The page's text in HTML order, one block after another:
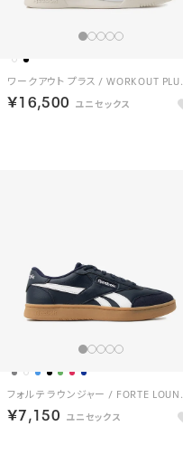
ワークアウト プラス / WORKOUT PLUS （チョーク）
￥16,500
フォルテ ラウンジャー / FORTE LOUNGER （ネイビー）
￥7,150